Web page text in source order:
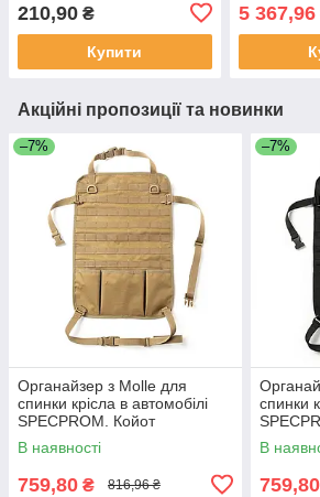
210,90 ₴
Купити
5 367,96
Акційні пропозиції та новинки
–7%
Органайзер з Molle для
спинки крісла в автомобілі
SPECPROM. Койот
В наявності
759,80 ₴ 816,96 ₴
–7%
спинки
В
759,80